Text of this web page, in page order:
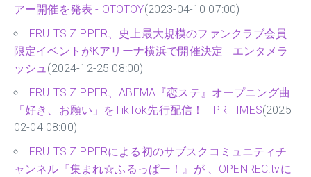
アー開催を発表 - OTOTOY(2023-04-10 07:00)
FRUITS ZIPPER、史上最大規模のファンクラブ会員
限定イベントがKアリーナ横浜で開催決定 - エンタメラ
ッシュ(2024-12-25 08:00)
FRUITS ZIPPER、ABEMA『恋ステ』オープニング曲
「好き、お願い」をTikTok先行配信！ - PR TIMES(2025-
02-04 08:00)
FRUITS ZIPPERによる初のサブスクコミュニティチ
ャンネル『集まれ☆ふるっぱー！』が 、OPENREC.tvに